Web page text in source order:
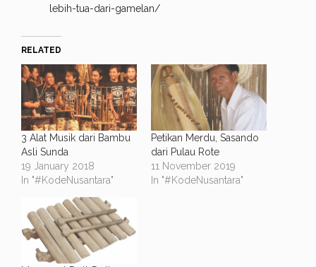
lebih-tua-dari-gamelan/
RELATED
3 Alat Musik dari Bambu
Asli Sunda
19 January 2018
In "#KodeNusantara"
Petikan Merdu, Sasando
dari Pulau Rote
11 November 2019
In "#KodeNusantara"